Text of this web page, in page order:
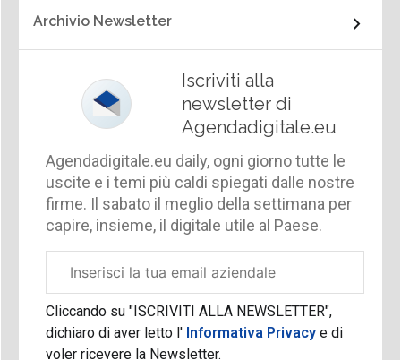
Archivio Newsletter
Iscriviti alla
newsletter di
Agendadigitale.eu
Agendadigitale.eu daily, ogni giorno tutte le
uscite e i temi più caldi spiegati dalle nostre
firme. Il sabato il meglio della settimana per
capire, insieme, il digitale utile al Paese.
aziendale
Cliccando su "ISCRIVITI ALLA NEWSLETTER",
dichiaro di aver letto l'Informativa Privacy e di
voler ricevere la Newsletter.